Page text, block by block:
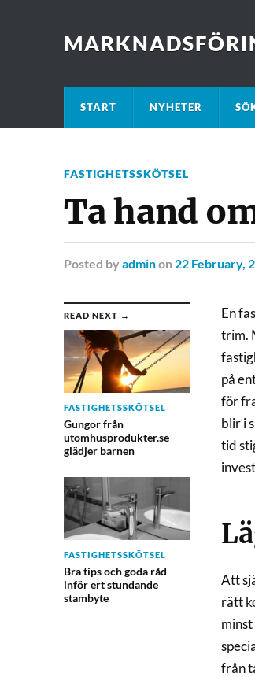
START NYHETER
FASTIGHETSSKÖTSEL
Ta hand
Posted by adminon 22 February,
READ NEXT →
FASTIGHETSSKÖTSEL
Gungor från
utomhusprodukter.se
glädjer barnen
FASTIGHETSSKÖTSEL
Bra tips och goda råd
inför ert stundande
stambyte
En
trim.
på
för
blir i
tid
Att
rätt
från